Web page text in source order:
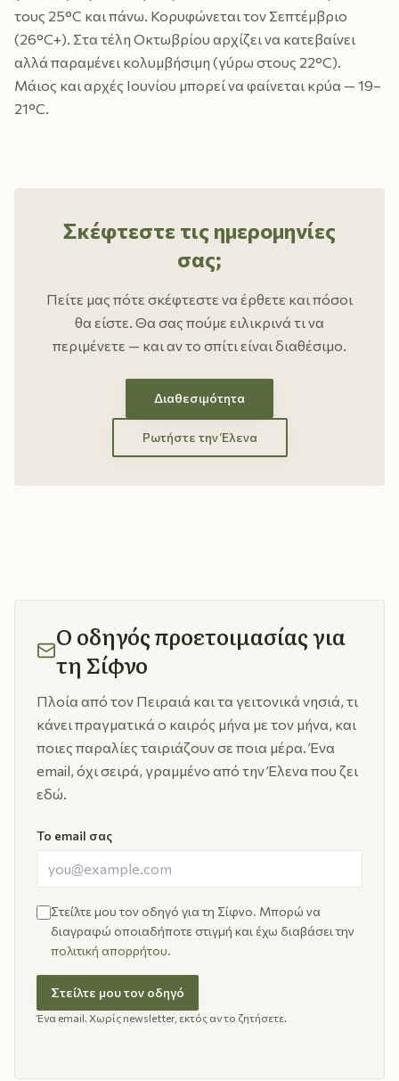
τους 25°C και πάνω. Κορυφώνεται τον Σεπτέμβριο
(26°C+). Στα τέλη Οκτωβρίου αρχίζει να κατεβαίνει
αλλά παραμένει κολυμβήσιμη (γύρω στους 22°C).
Μάιος και αρχές Ιουνίου μπορεί να φαίνεται κρύα — 19–
21°C.
Σκέφτεστε τις ημερομηνίες
σας;
Πείτε μας πότε σκέφτεστε να έρθετε και πόσοι
θα είστε. Θα σας πούμε ειλικρινά τι να
περιμένετε — και αν το σπίτι είναι διαθέσιμο.
Διαθεσιμότητα
Ρωτήστε την Έλενα
Ο οδηγός προετοιμασίας για
τη Σίφνο
Πλοία από τον Πειραιά και τα γειτονικά νησιά, τι
κάνει πραγματικά ο καιρός μήνα με τον μήνα, και
ποιες παραλίες ταιριάζουν σε ποια μέρα. Ένα
email, όχι σειρά, γραμμένο από την Έλενα που ζει
εδώ.
Το email σας
Στείλτε μου τον οδηγό για τη Σίφνο. Μπορώ να
διαγραφώ οποιαδήποτε στιγμή και έχω διαβάσει την
πολιτική απορρήτου.
Στείλτε μου τον οδηγό
Ένα email. Χωρίς newsletter, εκτός αν το ζητήσετε.